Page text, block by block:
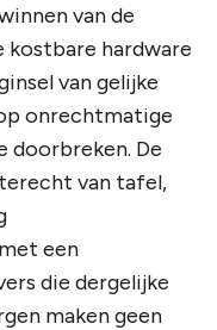
van de
kostbare hardware
van gelijke
onrechtmatige
doorbreken. De
van tafel,
een
die dergelijke
maken geen